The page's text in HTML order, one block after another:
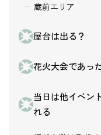
蔵前エリア
屋台は出る？
花火大会であっ
当日は他イベン
れる